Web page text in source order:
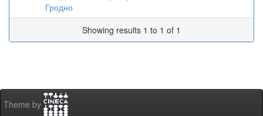
Гродно
Showing results 1 to 1 of 1
Theme by